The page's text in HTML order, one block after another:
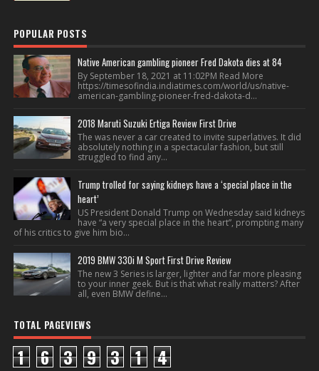
POPULAR POSTS
Native American gambling pioneer Fred Dakota dies at 84
By September 18, 2021 at 11:02PM Read More
https://timesofindia.indiatimes.com/world/us/native-
american-gambling-pioneer-fred-dakota-d...
2018 Maruti Suzuki Ertiga Review First Drive
The was never a car created to invite superlatives. It did
absolutely nothing in a spectacular fashion, but still
struggled to find any...
Trump trolled for saying kidneys have a ‘special place in the
heart’
US President Donald Trump on Wednesday said kidneys
have “a very special place in the heart”, prompting many
of his critics to give him bio...
2019 BMW 330i M Sport First Drive Review
The new 3 Series is larger, lighter and far more pleasing
to your inner geek. But is that what really matters? After
all, even BMW define...
TOTAL PAGEVIEWS
1 6 3 9 3 1 4